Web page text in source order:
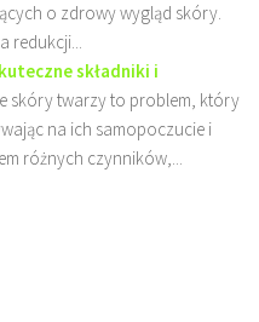
o zdrowy wygląd skóry.
redukcji...
składniki i
skóry twarzy to problem, który
na ich samopoczucie i
różnych czynników,...